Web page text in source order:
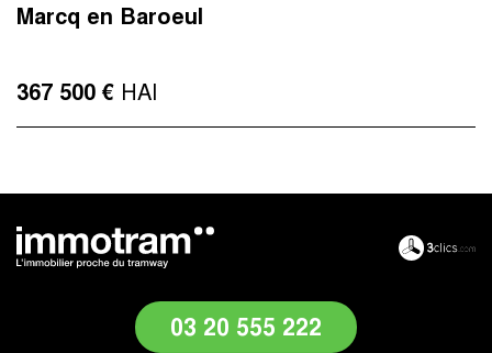
Marcq en Baroeul
367 500 € HAI
03 20 555 222